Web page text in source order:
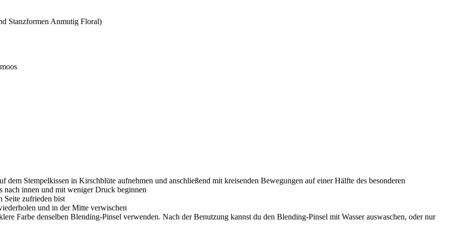
Stanzformen Anmutig Floral)
dem Stempelkissen in Kirschblüte aufnehmen und anschließend mit kreisenden Bewegungen auf einer Hälfte des besonderen
nach innen und mit weniger Druck beginnen
Seite zufrieden bist
und in der Mitte verwischen
Farbe denselben Blending-Pinsel verwenden. Nach der Benutzung kannst du den Blending-Pinsel mit Wasser auswaschen, oder nur